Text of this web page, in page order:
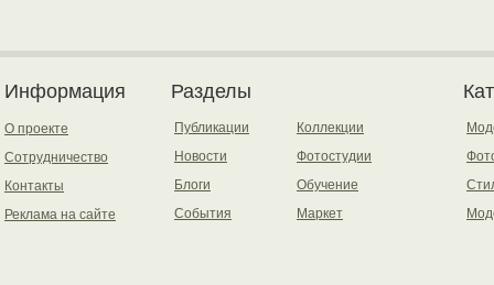
Информация
О проекте
Сотрудничество
Контакты
Реклама на сайте
Разделы
Публикации
Новости
Блоги
События
Коллекции
Фотостудии
Обучение
Маркет